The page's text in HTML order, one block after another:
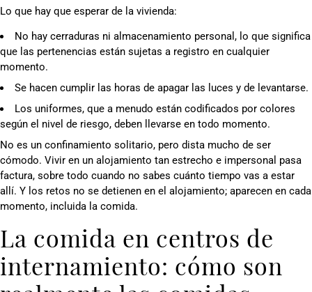
Lo que hay que esperar de la vivienda:
No hay cerraduras ni almacenamiento personal, lo que significa
que las pertenencias están sujetas a registro en cualquier
momento.
Se hacen cumplir las horas de apagar las luces y de levantarse.
Los uniformes, que a menudo están codificados por colores
según el nivel de riesgo, deben llevarse en todo momento.
No es un confinamiento solitario, pero dista mucho de ser
cómodo. Vivir en un alojamiento tan estrecho e impersonal pasa
factura, sobre todo cuando no sabes cuánto tiempo vas a estar
allí. Y los retos no se detienen en el alojamiento; aparecen en cada
momento, incluida la comida.
La comida en centros de
internamiento: cómo son